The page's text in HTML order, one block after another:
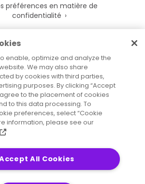
préférences en matière de
confidentialité
d’utilisation
Marques déposées
Entités juridiques
Accords juridiques
2026 © Precisely
enable, optimize and analyze the
We may also share
by cookies with third parties,
purposes. By clicking “Accept
agree to the placement of cookies
to this data processing. To
preferences, select “Cookie
information, please see our
All Cookies